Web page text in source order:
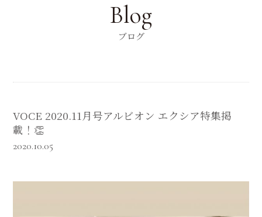
Blog
ブログ
VOCE 2020.11月号アルビオン エクシア特集掲
載！👏
2020.10.05